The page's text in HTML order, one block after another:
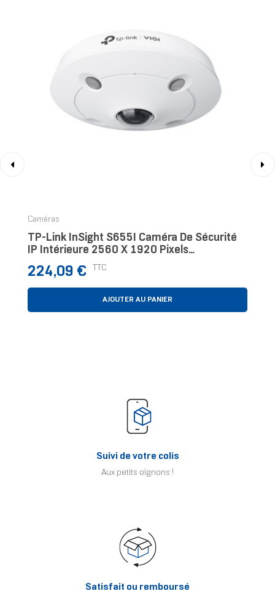
Caméras
TP-Link InSight S655I Caméra De Sécurité
IP Intérieure 2560 X 1920 Pixels
Prix
224,09 € TTC
AJOUTER AU PANIER
Suivi de votre colis
Aux petits oignons !
Satisfait ou remboursé